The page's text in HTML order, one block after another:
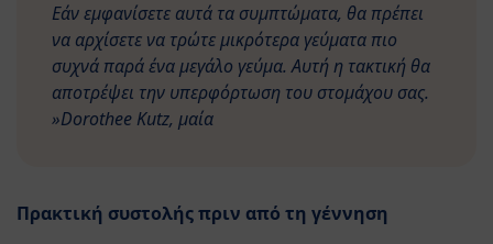
Εάν εμφανίσετε αυτά τα συμπτώματα, θα πρέπει
να αρχίσετε να τρώτε μικρότερα γεύματα πιο
συχνά παρά ένα μεγάλο γεύμα. Αυτή η τακτική θα
αποτρέψει την υπερφόρτωση του στομάχου σας.
»Dorothee Kutz, μαία
Πρακτική συστολής πριν από τη γέννηση